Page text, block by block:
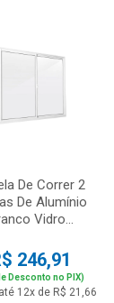
De Correr 2
De Alumínio
Vidro...
246,91
Desconto no PIX)
12x de R$ 21,66